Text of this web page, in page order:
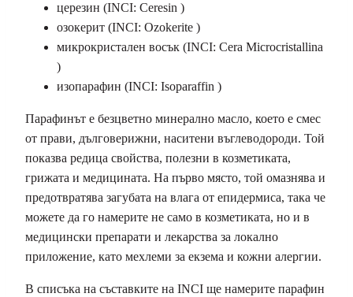
церезин (INCI: Ceresin )
озокерит (INCI: Ozokerite )
микрокристален восък (INCI: Cera Microcristallina
)
изопарафин (INCI: Isoparaffin )
Парафинът е безцветно минерално масло, което е смес
от прави, дълговерижни, наситени въглеводороди. Той
показва редица свойства, полезни в козметиката,
грижата и медицината. На първо място, той омазнява и
предотвратява загубата на влага от епидермиса, така че
можете да го намерите не само в козметиката, но и в
медицински препарати и лекарства за локално
приложение, като мехлеми за екзема и кожни алергии.
В списъка на съставките на INCI ще намерите парафин